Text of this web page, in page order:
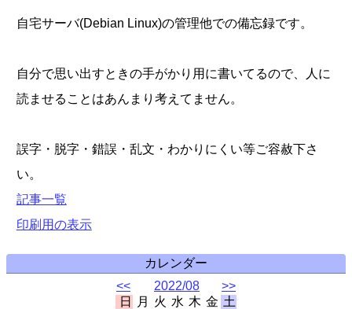
自宅サーバ(Debian Linux)の管理他での備忘録です。
自分で思い出すときの手がかり用に書いてるので、人に
読ませることはあんまり考えてません。
誤字・脱字・錯誤・乱文・わかりにくい等ご容赦下さ
い。
記事一覧
印刷用の表示
カレンダー
<<
2022/08
>>
日
月 火 水 木 金 土